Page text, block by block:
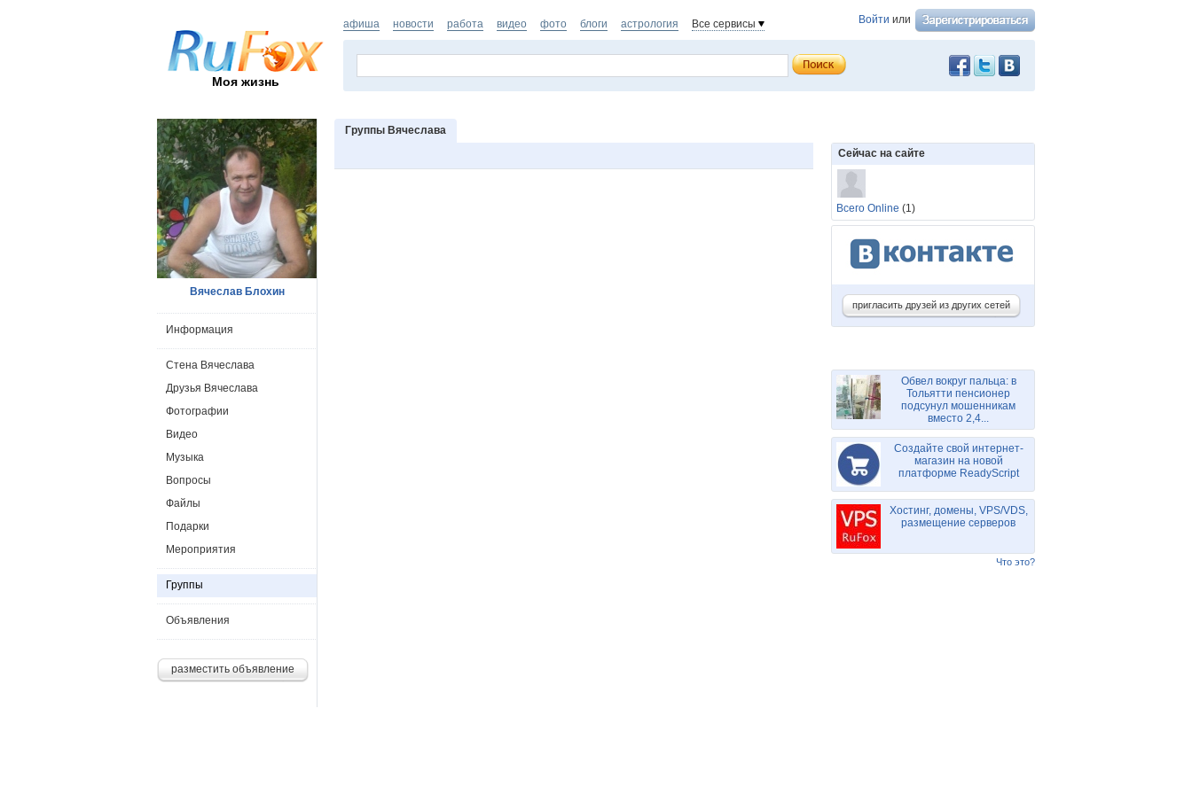
Моя жизнь
Войти или
афиша новости работа видео фото блоги астрология Все сервисы
Группы Вячеслава
Вячеслав Блохин
Информация
Стена Вячеслава
Друзья Вячеслава
Фотографии
Видео
Музыка
Вопросы
Файлы
Подарки
Мероприятия
Группы
Объявления
разместить объявление
Сейчас на сайте
Всего Online (1)
пригласить друзей из других сетей
Обвел вокруг пальца: в
Тольятти пенсионер
подсунул мошенникам
вместо 2,4...
Создайте свой интернет-
магазин на новой
платформе ReadyScript
Хостинг, домены, VPS/VDS,
размещение серверов
Что это?